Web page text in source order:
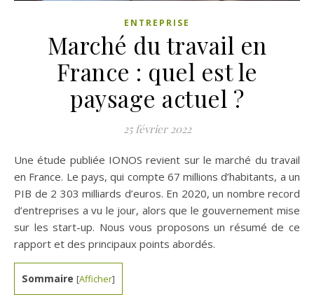
ENTREPRISE
Marché du travail en
France : quel est le
paysage actuel ?
25 février 2022
Une étude publiée IONOS revient sur le marché du travail
en France. Le pays, qui compte 67 millions d’habitants, a un
PIB de 2 303 milliards d’euros. En 2020, un nombre record
d’entreprises a vu le jour, alors que le gouvernement mise
sur les start-up. Nous vous proposons un résumé de ce
rapport et des principaux points abordés.
Sommaire [Afficher]